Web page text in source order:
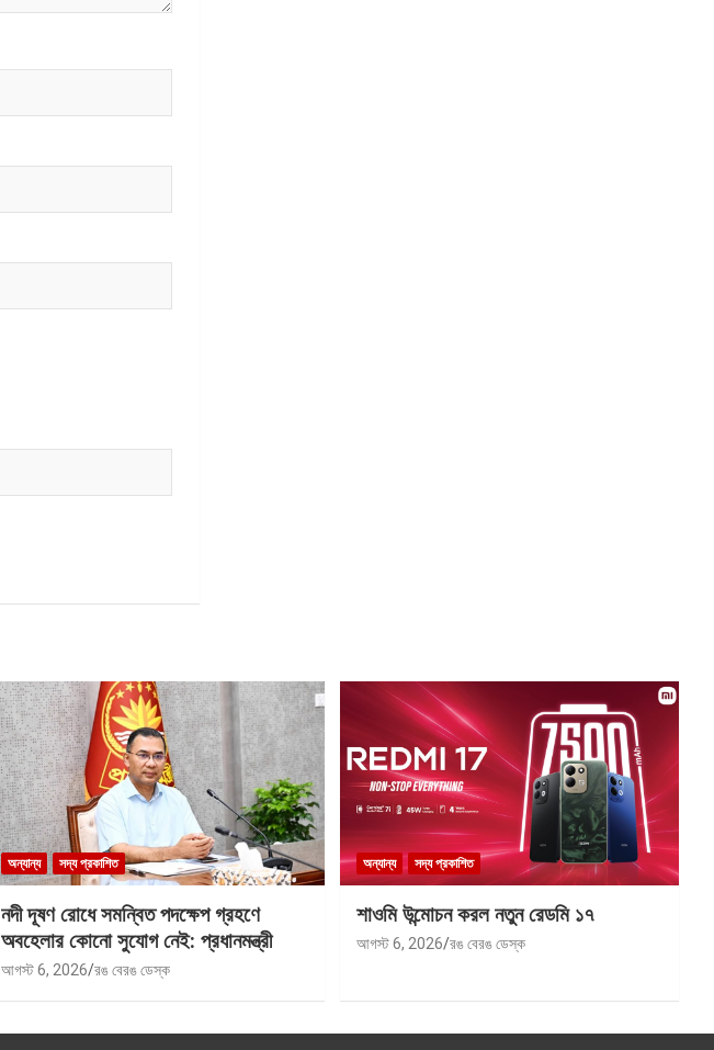
অন্যান্য সদ্য প্রকাশিত
নদী দূষণ রোধে সমন্বিত পদক্ষেপ গ্রহণে
অবহেলার কোনো সুযোগ নেই: প্রধানমন্ত্রী
আগস্ট 6, 2026 রঙ বেরঙ ডেস্ক
অন্যান্য সদ্য প্রকাশিত
শাওমি উন্মোচন করল নতুন রেডমি ১৭
আগস্ট 6, 2026 রঙ বেরঙ ডেস্ক